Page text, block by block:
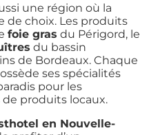
une région où la
de choix. Les produits
foie gras du Périgord, le
du bassin
de Bordeaux. Chaque
ses spécialités
pour les
produits locaux.
en Nouvelle-